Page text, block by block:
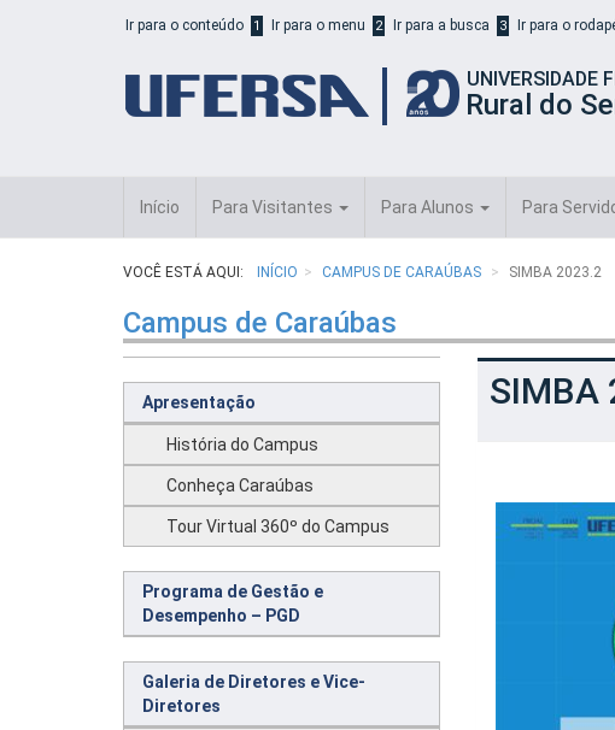
Ir para o conteúdo 1 Ir para o menu 2 Ir para a busca 3 Ir para o
UNIVERSIDADE
Rural do
Início Para Visitantes Para Alunos Para
VOCÊ ESTÁ AQUI: INÍCIO CAMPUS DE CARAÚBAS SIMBA 2023.2
Campus de Caraúbas
Apresentação
História do Campus
Conheça Caraúbas
Tour Virtual 360º do Campus
Programa de Gestão e
Desempenho – PGD
Galeria de Diretores e Vice-
Diretores
SIMBA